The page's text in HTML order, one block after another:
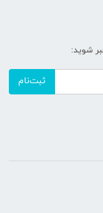
شوید:
ثبت‌نام